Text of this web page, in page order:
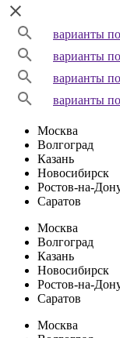
варианты
варианты
варианты
варианты
Москва
Волгоград
Казань
Новосибирск
Ростов-на-
Саратов
Москва
Волгоград
Казань
Новосибирск
Ростов-на-
Саратов
Москва